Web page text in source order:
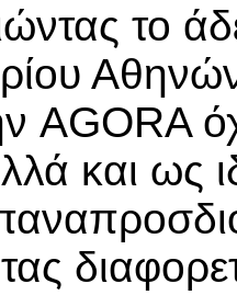
το
AGORA
και ως